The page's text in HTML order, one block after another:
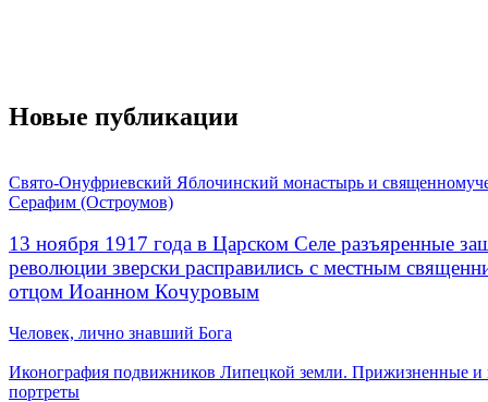
Новые публикации
Свято-Онуфриевский Яблочинский монастырь и
Серафим (Остроумов)
13 ноября 1917 года в Царском Селе разъяренные
революции зверски расправились с местным
отцом Иоанном Кочуровым
Человек, лично знавший Бога
Иконография подвижников Липецкой земли. Прижизненные и
портреты